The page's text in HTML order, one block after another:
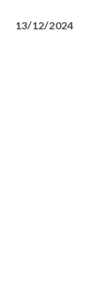
13/12/2024